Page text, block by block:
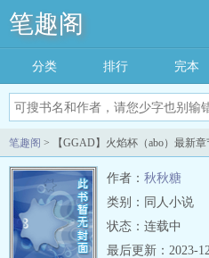
笔趣阁
分类 排行 完本
笔趣阁 > 【GGAD】火焰杯（abo）最新
作者： 秋秋糖
类别：同人小说
状态：连载中
最后更新：2023-